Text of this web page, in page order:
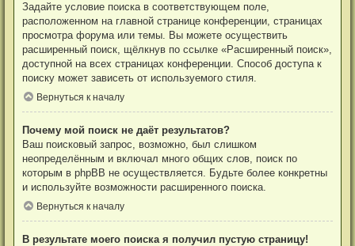
Задайте условие поиска в соответствующем поле,
расположенном на главной странице конференции, страницах
просмотра форума или темы. Вы можете осуществить
расширенный поиск, щёлкнув по ссылке «Расширенный поиск»,
доступной на всех страницах конференции. Способ доступа к
поиску может зависеть от используемого стиля.
Вернуться к началу
Почему мой поиск не даёт результатов?
Ваш поисковый запрос, возможно, был слишком
неопределённым и включал много общих слов, поиск по
которым в phpBB не осуществляется. Будьте более конкретны
и используйте возможности расширенного поиска.
Вернуться к началу
В результате моего поиска я получил пустую страницу!